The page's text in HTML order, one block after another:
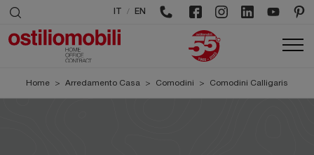
/ EN
Home > Arredamento Casa > Comodini > Comodini Calligaris